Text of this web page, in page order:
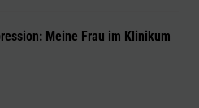
Meine Frau im Klinikum